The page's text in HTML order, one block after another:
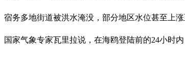
宿务多地街道被洪水淹没，部分地区水位甚至上
国家气象专家瓦里拉说，在海鸥登陆前的24小时